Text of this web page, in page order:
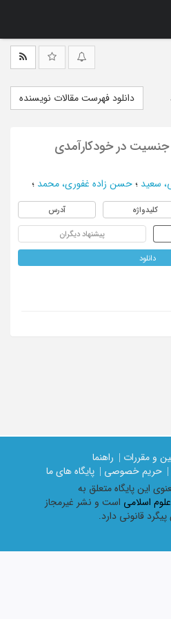
دانلود فهرست مقالات نویسنده
جنسیت در خودکارآمدی
سعید ؛ حسن زاده غفوری، محمد ؛
کلیدواژه آدرس
پیشنهاد دیگران
دانلود
و مقررات |
راهنما
حریم خصوصی |
پایگاه های ما
اين پايگاه متعلق به
اسلامی است و نشر غیرمجاز
قانونی دارد.